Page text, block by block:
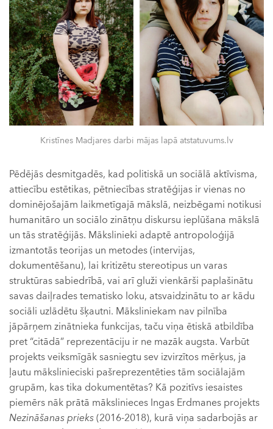
Kristīnes Madjares darbi mājas lapā atstatuvums.lv
Pēdējās desmitgadēs, kad politiskā un sociālā aktīvisma,
attiecību estētikas, pētniecības stratēģijas ir vienas no
dominējošajām laikmetīgajā mākslā, neizbēgami notikusi
humanitāro un sociālo zinātņu diskursu ieplūšana mākslā
un tās stratēģijās. Mākslinieki adaptē antropoloģijā
izmantotās teorijas un metodes (intervijas,
dokumentēšanu), lai kritizētu stereotipus un varas
struktūras sabiedrībā, vai arī gluži vienkārši paplašinātu
savas daiļrades tematisko loku, atsvaidzinātu to ar kādu
sociāli uzlādētu šķautni. Māksliniekam nav pilnība
jāpārņem zinātnieka funkcijas, taču viņa ētiskā atbildība
pret “citādā” reprezentāciju ir ne mazāk augsta. Varbūt
projekts veiksmīgāk sasniegtu sev izvirzītos mērķus, ja
ļautu mākslinieciski pašreprezentēties tām sociālajām
grupām, kas tika dokumentētas? Kā pozitīvs iesaistes
piemērs nāk prātā mākslinieces Ingas Erdmanes projekts
Nezināšanas prieks(2016-2018), kurā viņa sadarbojās ar